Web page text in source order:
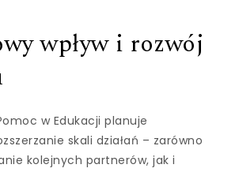
wpływ i rozwój
w Edukacji planuje
skali działań – zarówno
kolejnych partnerów, jak i